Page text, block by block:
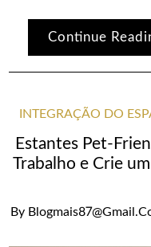
Continue
INTEGRAÇÃO DO
Estantes Pet-
Trabalho e Crie
By